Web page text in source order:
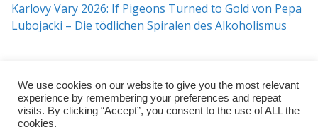
Karlovy Vary 2026: If Pigeons Turned to Gold von Pepa
Lubojacki – Die tödlichen Spiralen des Alkoholismus
We use cookies on our website to give you the most relevant
experience by remembering your preferences and repeat
visits. By clicking “Accept”, you consent to the use of ALL the
cookies.